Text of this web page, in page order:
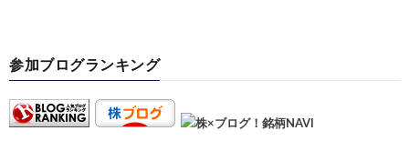
参加ブログランキング